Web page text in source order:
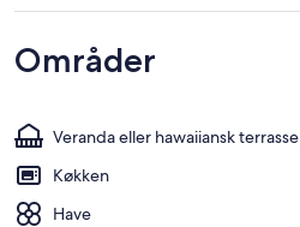
Områder
Veranda eller hawaiiansk terrasse
Køkken
Have